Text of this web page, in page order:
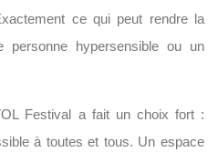
ce qui peut rendre la
personne hypersensible ou un
Festival a fait un choix fort :
à toutes et tous. Un espace